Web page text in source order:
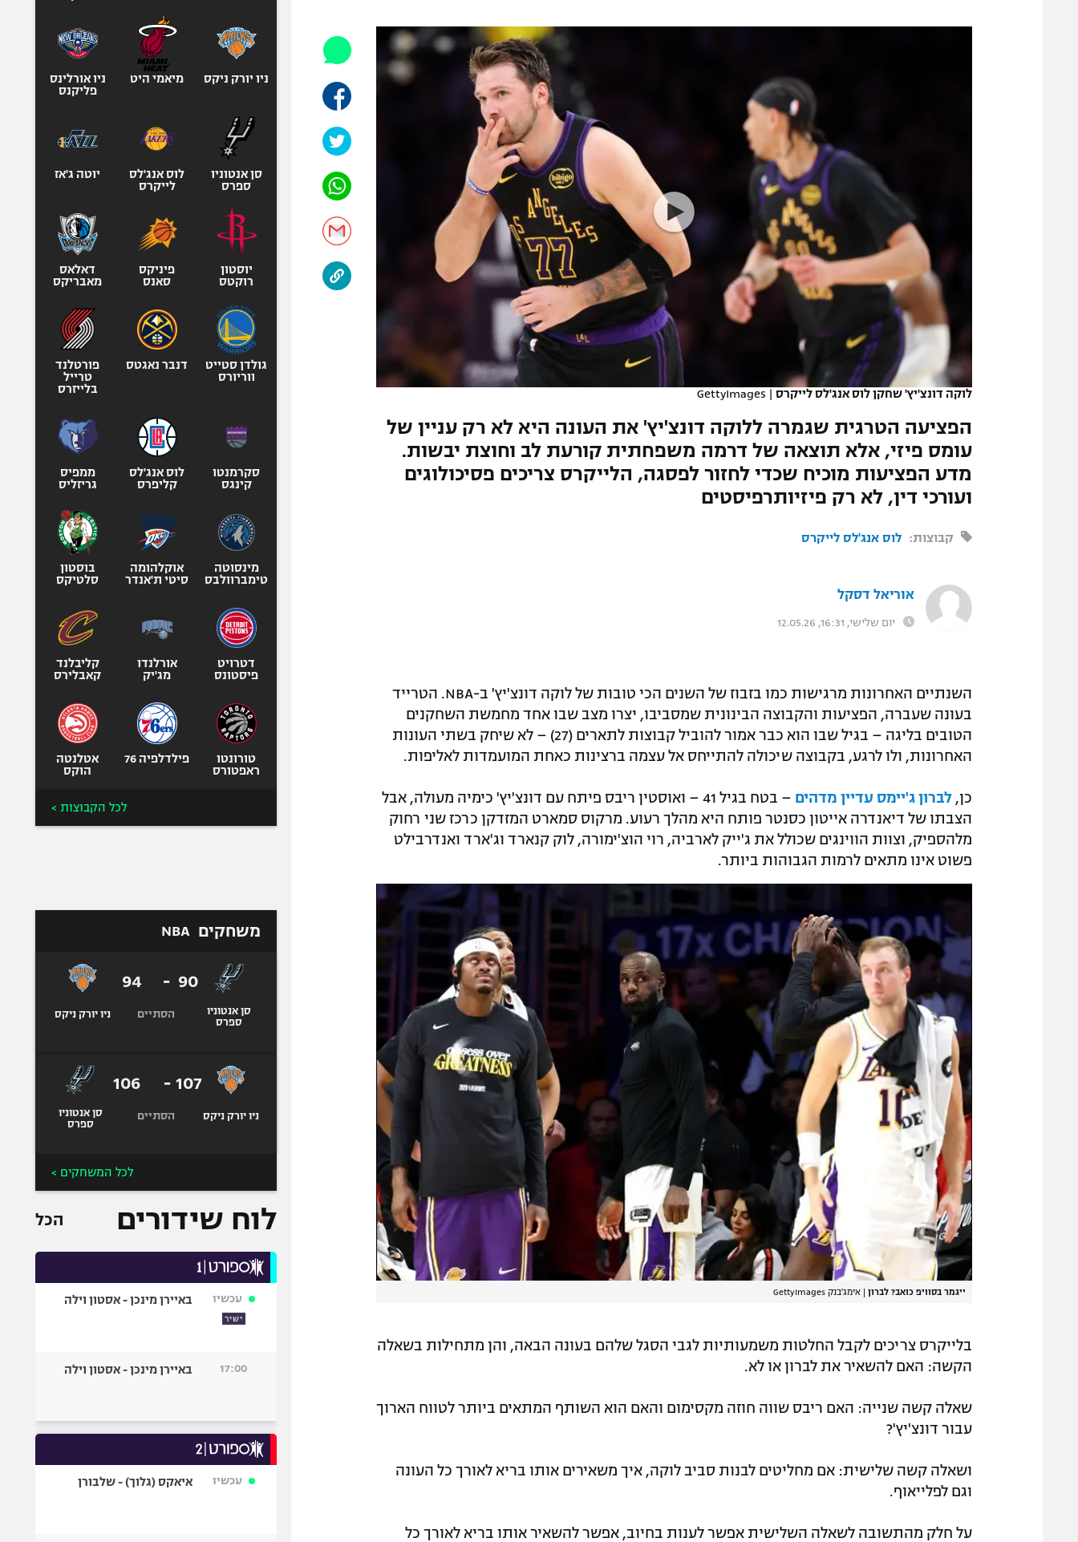
מדיניות פרטיות
תקנון פעילות ספורט 1
רשיון להקרנה פומבית לבית עסק
הצטרפות לחבילת הערוצים
לוח דרושים – ג'ובנט
הפועל תל אביב
מכבי נתניה
בני יהודה
ליגה סינית
ליגה ברזילאית
ליגות נוספות
אופניים
ספורט מוטורי
כדורמים
בייסבול MLB
ספורט אתגרי
אומנויות לחימה
לוקה דונצ'יץ' שחקן לוס אנג'לס לייקרס |
GettyImages
הפציעה הטרגית שגמרה ללוקה דונצ'יץ' את העונה היא לא רק עניין של
עומס פיזי, אלא תוצאה של דרמה משפחתית קורעת לב וחוצת יבשות.
מדע הפציעות מוכיח שכדי לחזור לפסגה, הלייקרס צריכים פסיכולוגים
ועורכי דין, לא רק פיזיותרפיסטים
קבוצות: לוס אנג'לס לייקרס
אוריאל דסקל
יום שלישי, 16:31, 12.05.26
השנתיים האחרונות מרגישות כמו בזבוז של השנים הכי טובות של לוקה דונצ'יץ' ב-NBA. הטרייד
בעונה שעברה, הפציעות והקבוצה הבינונית שמסביבו, יצרו מצב שבו אחד מחמשת השחקנים
הטובים בליגה – בגיל שבו הוא כבר אמור להוביל קבוצות לתארים (27) – לא שיחק בשתי העונות
האחרונות, ולו לרגע, בקבוצה שיכולה להתייחס אל עצמה ברצינות כאחת המועמדות לאליפות.
כן, לברון ג'יימס עדיין מדהים
– בטח בגיל 41 – ואוסטין ריבס פיתח עם דונצ'יץ' כימיה מעולה, אבל
הצבתו של דיאנדרה אייטון כסנטר פותח היא מהלך רעוע. מרקוס סמארט המזדקן כרכז שני רחוק
מלהספיק, וצוות הווינגים שכולל את ג'ייק לארביה, רוי הוצ'ימורה, לוק קנארד וג'ארד ואנדרבילט
פשוט אינו מתאים לרמות הגבוהות ביותר.
ייגמר בסוויפ כואב? לברון | אימג'בנק GettyImages
בלייקרס צריכים לקבל החלטות משמעותיות לגבי הסגל שלהם בעונה הבאה, והן מתחילות בשאלה
הקשה: האם להשאיר את לברון או לא.
שאלה קשה שנייה: האם ריבס שווה חוזה מקסימום והאם הוא השותף המתאים ביותר לטווח הארוך
עבור דונצ'יץ'?
ושאלה קשה שלישית: אם מחליטים לבנות סביב לוקה, איך משאירים אותו בריא לאורך כל העונה
וגם לפלייאוף.
על חלק מהתשובה לשאלה השלישית אפשר לענות בחיוב, אפשר להשאיר אותו בריא לאורך כל
ניו יורק ניקס מיאמי היט
ניו אורלינס
פליקנס
סן אנטוניו
ספרס
לוס אנג'לס
לייקרס
יוטה ג'אז
יוסטון
רוקטס
פיניקס
סאנס
דאלאס
מאבריקס
גולדן סטייט
ווריורס
דנבר נאגטס
פורטלנד
טרייל
בלייזרס
סקרמנטו
קינגס
לוס אנג'לס
קליפרס
ממפיס
גריזליס
מינסוטה
טימברוולבס
אוקלהומה
סיטי ת'אנדר
בוסטון
סלטיקס
דטרויט
פיסטונס
אורלנדו
מג'יק
קליבלנד
קאבלירס
טורונטו
ראפטורס
פילדלפיה 76
אטלנטה
הוקס
לכל הקבוצות >
משחקים NBA
סן אנטוניו
ספרס
90
-
94
הסתיים ניו יורק ניקס
ניו יורק ניקס
107
-
106
הסתיים
סן אנטוניו
ספרס
לכל המשחקים >
לוח שידורים הכל
עכשיו
ישיר
באיירן מינכן - אסטון וילה
17:00 באיירן מינכן - אסטון וילה
עכשיו איאקס (גלוך) - שלבורן